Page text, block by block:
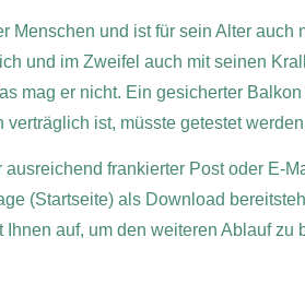
Menschen und ist für sein Alter auch
und im Zweifel auch mit seinen
mag er nicht. Ein gesicherter
ist, müsste getestet
frankierter Post oder E-
(Startseite) als Download
auf, um den weiteren Ablauf zu